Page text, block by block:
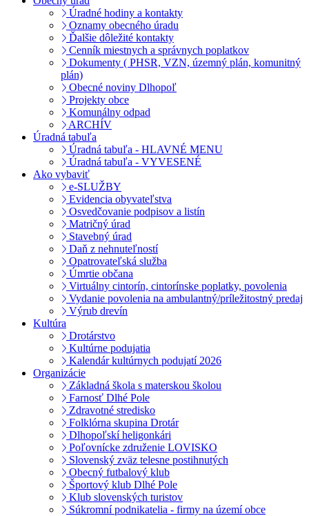
Úradné hodiny a kontakty
Oznamy obecného úradu
Ďalšie dôležité kontakty
Cenník miestnych a správnych poplatkov
Dokumenty ( PHSR, VZN, územný plán, komunitný
plán)
Obecné noviny Dlhopoľ
Projekty obce
Komunálny odpad
ARCHÍV
Úradná tabuľa
Úradná tabuľa - HLAVNÉ MENU
Úradná tabuľa - VYVESENÉ
Ako vybaviť
e-SLUŽBY
Evidencia obyvateľstva
Osvedčovanie podpisov a listín
Matričný úrad
Stavebný úrad
Daň z nehnuteľností
Opatrovateľská služba
Úmrtie občana
Virtuálny cintorín, cintorínske poplatky, povolenia
Vydanie povolenia na ambulantný/príležitostný predaj
Výrub drevín
Kultúra
Drotárstvo
Kultúrne podujatia
Kalendár kultúrnych podujatí 2026
Organizácie
Základná škola s materskou školou
Farnosť Dlhé Pole
Zdravotné stredisko
Folklórna skupina Drotár
Dlhopoľskí heligonkári
Poľovnícke združenie LOVISKO
Slovenský zväz telesne postihnutých
Obecný futbalový klub
Športový klub Dlhé Pole
Klub slovenských turistov
Súkromní podnikatelia - firmy na území obce